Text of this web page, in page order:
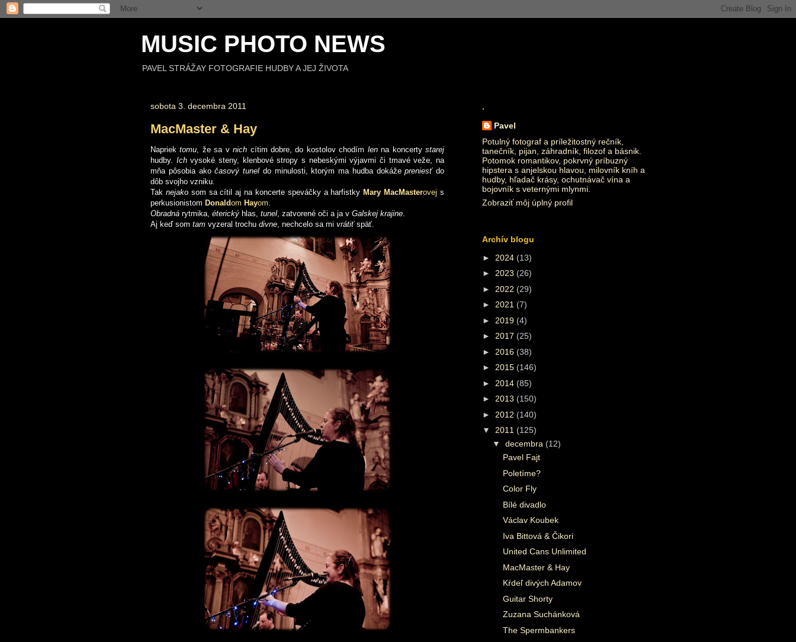
MUSIC PHOTO NEWS
PAVEL STRÁŽAY FOTOGRAFIE HUDBY A JEJ ŽIVOTA
sobota 3. decembra 2011
MacMaster & Hay
Napriektomu, že sa vnich cítim dobre, do kostolov chodím lenna koncertystarej
hudby. Ichvysoké steny, klenbové stropy s nebeskými výjavmi či tmavé veže, na
mňa pôsobia akočasový tunel do minulosti, ktorým ma hudba dokážepreniesť do
dôb svojho vzniku.
Tak nejako som sa cítil aj na koncerte speváčky a harfistky Mary MacMasterovej s
perkusionistom Donaldom Hayom.
Obradná rytmika, éterický hlas, tunel, zatvorené oči a ja v Galskej krajine.
Aj keď som tam vyzeral trochu divne, nechcelo sa mi vrátiť späť.
.
Pavel
Potulný fotograf a príležitostný rečník,
tanečník, pijan, záhradník, filozof a básnik.
Potomok romantikov, pokrvný príbuzný
hipstera s anjelskou hlavou, milovník kníh a
hudby, hľadač krásy, ochutnávač vína a
bojovník s veternými mlynmi.
Zobraziť môj úplný profil
Archív blogu
► 2024 (13)
► 2023 (26)
► 2022 (29)
► 2021 (7)
► 2019 (4)
► 2017 (25)
► 2016 (38)
► 2015 (146)
► 2014 (85)
► 2013 (150)
► 2012 (140)
▼ 2011 (125)
▼ decembra (12)
Pavel Fajt
Poletíme?
Color Fly
Bílé divadlo
Václav Koubek
Iva Bittová & Čikori
United Cans Unlimited
MacMaster & Hay
Kŕdeľ divých Adamov
Guitar Shorty
Zuzana Suchánková
The Spermbankers